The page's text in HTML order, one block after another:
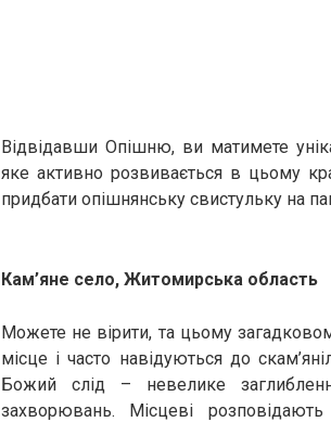
Відвідавши Опішню, ви матимете
яке активно розвивається в цьому
придбати опішнянську свистульку на
Кам’яне село, Житомирська область
Можете не вірити, та цьому
місце і часто навідуються до
Божий слід – невелике
захворювань. Місцеві